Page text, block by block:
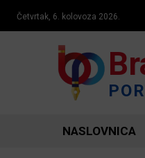
Četvrtak, 6. kolovoza 2026.
NASLOVNICA